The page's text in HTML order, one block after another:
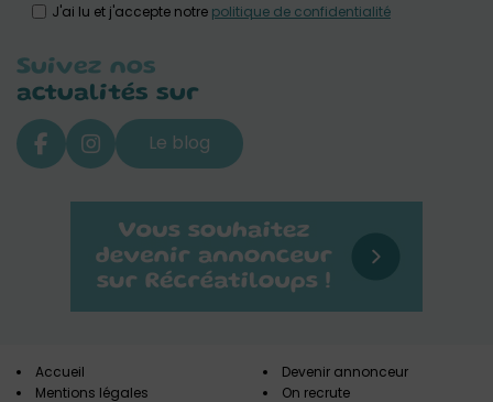
J'ai lu et j'accepte notre politique de confidentialité
Suivez nos
actualités sur
Le blog
Accueil
Mentions légales
Devenir annonceur
On recrute